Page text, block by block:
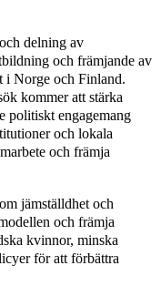
delning av
och främjande av
i Norge och Finland.
kommer att stärka
politiskt engagemang
och lokala
och främja
jämställdhet och
och främja
kvinnor, minska
för att förbättra